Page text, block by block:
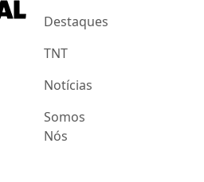
Destaques
TNT
Notícias
Somos
Nós